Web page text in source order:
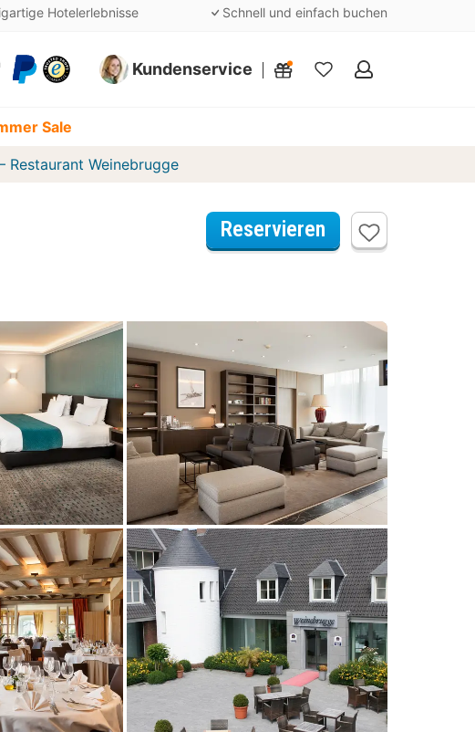
Hotelerlebnisse Schnell und einfach buchen
Kundenservice
Meine
Sale
Restaurant Weinebrugge
Reservieren